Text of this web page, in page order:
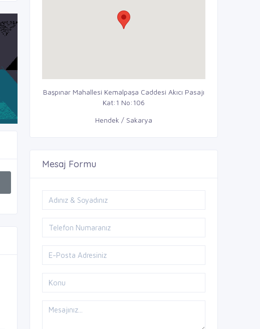
Başpınar Mahallesi Kemalpaşa Caddesi Akıcı Pasajı
Kat:1 No:106
Hendek / Sakarya
Mesaj Formu